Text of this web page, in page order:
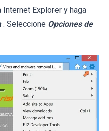
Internet Explorer y haga
. Seleccione Opciones de